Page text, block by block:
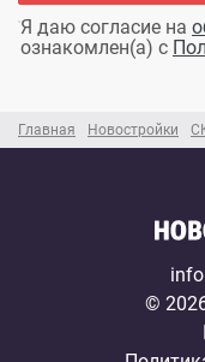
Главная Новостройки
Я даю согласие на
ознакомлен(а) с
©